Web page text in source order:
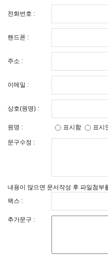
전화번호 :
핸드폰 :
주소 :
이메일 :
상호(원명) :
원명 : 표시함 표시
문구수정 :
내용이 많으면 문서작성 후 파일첨부
팩스 :
추가문구 :